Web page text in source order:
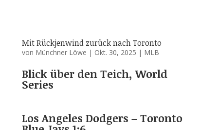
Mit Rückjenwind zurück nach Toronto
von Münchner Löwe | Okt. 30, 2025 | MLB
Blick über den Teich, World
Series
Los Angeles Dodgers – Toronto